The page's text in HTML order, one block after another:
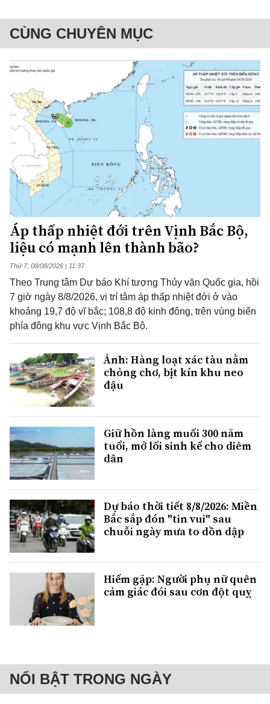
CÙNG CHUYÊN MỤC
Áp thấp nhiệt đới trên Vịnh Bắc Bộ,
liệu có mạnh lên thành bão?
Thứ 7, 08/08/2026 | 11:37
Theo Trung tâm Dự báo Khí tượng Thủy văn Quốc gia, hồi
7 giờ ngày 8/8/2026, vị trí tâm áp thấp nhiệt đới ở vào
khoảng 19,7 độ vĩ bắc; 108,8 độ kinh đông, trên vùng biển
phía đông khu vực Vịnh Bắc Bộ.
Ảnh: Hàng loạt xác tàu nằm
chỏng chơ, bịt kín khu neo
đậu
Giữ hồn làng muối 300 năm
tuổi, mở lối sinh kế cho diêm
dân
Dự báo thời tiết 8/8/2026: Miền
Bắc sắp đón "tin vui" sau
chuỗi ngày mưa to dồn dập
Hiếm gặp: Người phụ nữ quên
cảm giác đói sau cơn đột quỵ
NỔI BẬT TRONG NGÀY